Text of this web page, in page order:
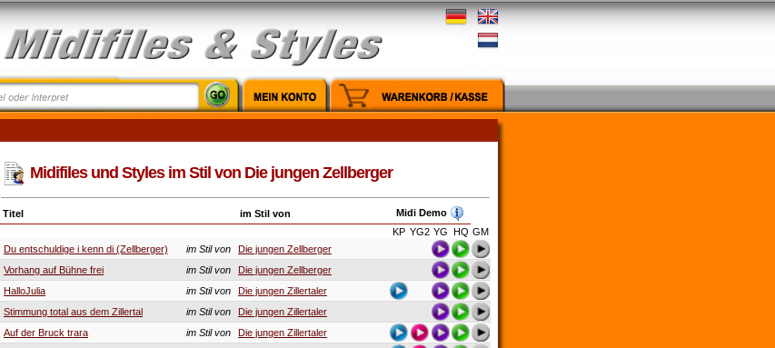
Midifiles und Styles im Stil von Die jungen Zellberger
Titel im Stil von
Midi Demo
KP YG2 YG HQ GM
Du entschuldige i kenn di (Zellberger)
im Stil von
Die jungen Zellberger
Vorhang auf Bühne frei
im Stil von
Die jungen Zellberger
HalloJulia
im Stil von
Die jungen Zillertaler
Stimmung total aus dem Zillertal
im Stil von
Die jungen Zillertaler
Auf der Bruck trara
im Stil von
Die jungen Zillertaler